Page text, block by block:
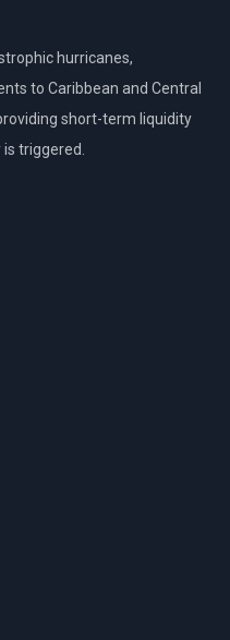
hurricanes,
to Caribbean and Central
short-term liquidity
triggered.